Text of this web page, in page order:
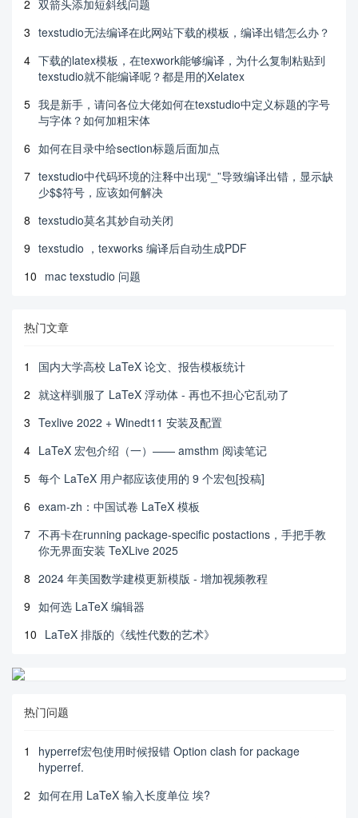
2 双箭头添加短斜线问题
3 texstudio无法编译在此网站下载的模板，编译出错怎么办？
4 下载的latex模板，在texwork能够编译，为什么复制粘贴到
texstudio就不能编译呢？都是用的Xelatex
5 我是新手，请问各位大佬如何在texstudio中定义标题的字号
与字体？如何加粗宋体
6 如何在目录中给section标题后面加点
7 texstudio中代码环境的注释中出现“_”导致编译出错，显示缺
少$$符号，应该如何解决
8 texstudio莫名其妙自动关闭
9 texstudio ，texworks 编译后自动生成PDF
10 mac texstudio 问题
热门文章
1
国内大学高校 LaTeX 论文、报告模板统计
2 就这样驯服了 LaTeX 浮动体 - 再也不担心它乱动了
3 Texlive 2022 + Winedt11 安装及配置
4 LaTeX 宏包介绍（一）—— amsthm 阅读笔记
5 每个 LaTeX 用户都应该使用的 9 个宏包[投稿]
6 exam-zh：中国试卷 LaTeX 模板
7 不再卡在running package-specific postactions，手把手教
你无界面安装 TeXLive 2025
8 2024 年美国数学建模更新模版 - 增加视频教程
9 如何选 LaTeX 编辑器
10 LaTeX 排版的《线性代数的艺术》
热门问题
1
hyperref宏包使用时候报错 Option clash for package
hyperref.
2 如何在用 LaTeX 输入长度单位 埃?